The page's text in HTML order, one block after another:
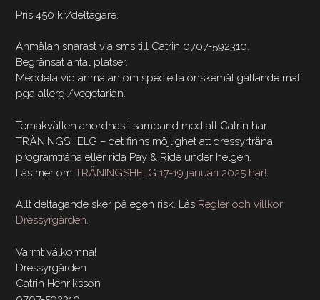
Pris 450 kr/deltagare.
Anmälan snarast via sms till Catrin 0707-592310.
Begränsat antal platser.
Meddela vid anmälan om speciella önskemål gällande mat
pga allergi/vegetarian.
Temakvällen anordnas i samband med att Catrin har
TRÄNINGSHELG – det finns möjlighet att dressyrträna,
programträna eller rida Pay & Ride under helgen.
Läs mer om TRÄNINGSHELG 17-19 januari 2025 här!
Allt deltagande sker på egen risk. Läs Regler och villkor
Dressyrgården.
Varmt välkomna!
Dressyrgården
Catrin Henriksson